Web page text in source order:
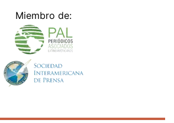
Miembro de: